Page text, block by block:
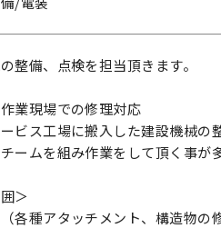
整備、点検を担当頂きます。
作業現場での修理対応
ービス工場に搬入した建設機械の
ームを組み作業をして頂く事が多
＞
各種アタッチメント、構造物の